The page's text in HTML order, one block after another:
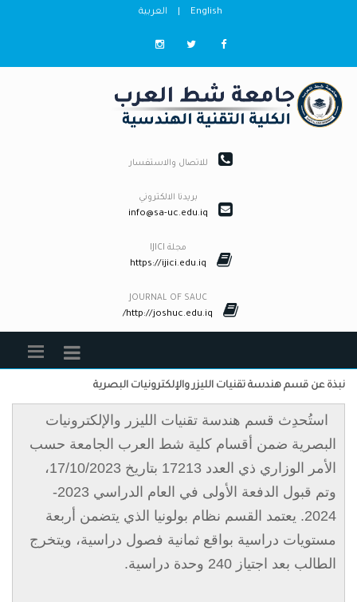
English العربية
للاتصال والاستفسار
بريدنا الالكتروني
info@sa-uc.edu.iq
مجلة IJICI
https://ijici.edu.iq
JOURNAL OF SAUC
http://joshuc.edu.iq/
نبذة عن قسم هندسة تقنيات الليزر والإلكترونيات البصرية
استُحدِث قسم هندسة تقنيات الليزر والإلكترونيات
البصرية ضمن أقسام كلية شط العرب الجامعة حسب
الأمر الوزاري ذي العدد 17213 بتاريخ 17/10/2023،
وتم قبول الدفعة الأولى في العام الدراسي 2023-
2024. يعتمد القسم نظام بولونيا الذي يتضمن أربعة
مستويات دراسية بواقع ثمانية فصول دراسية، ويتخرج
الطالب بعد اجتياز 240 وحدة دراسية.